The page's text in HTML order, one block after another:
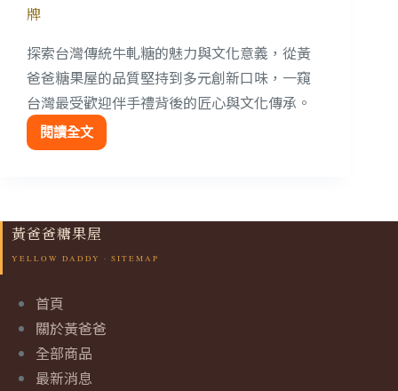
牌
探索台灣傳統牛軋糖的魅力與文化意義，從黃
爸爸糖果屋的品質堅持到多元創新口味，一窺
台灣最受歡迎伴手禮背後的匠心與文化傳承。
閱讀全文
黃爸爸糖果屋
首頁
關於黃爸爸
全部商品
最新消息